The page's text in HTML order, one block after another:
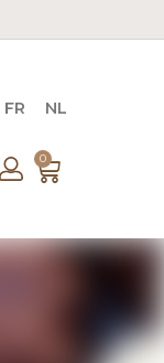
FR NL
0